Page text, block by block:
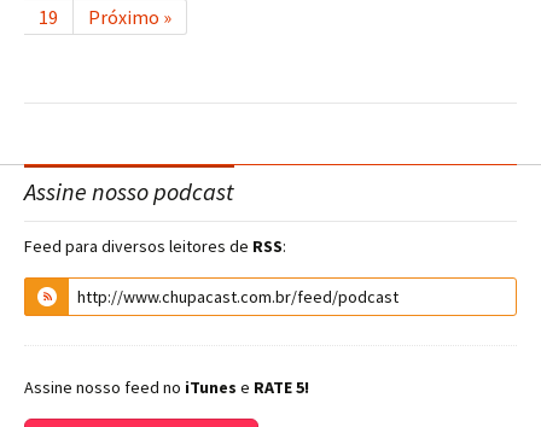
19
Próximo »
Assine nosso podcast
Feed para diversos leitores de RSS:
Assine nosso feed no iTunes e RATE 5!